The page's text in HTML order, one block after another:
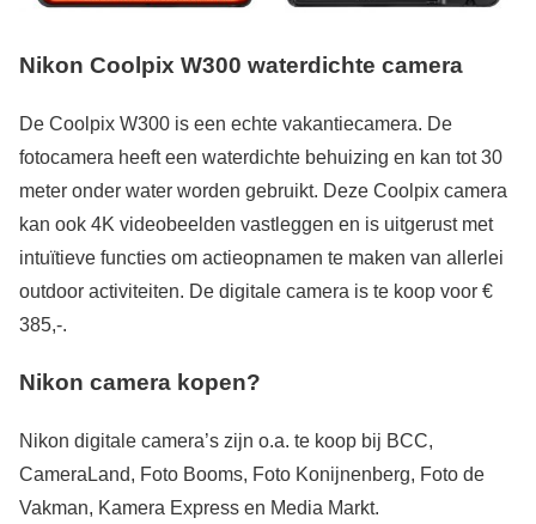
Nikon Coolpix W300 waterdichte camera
De Coolpix W300 is een echte vakantiecamera. De
fotocamera heeft een waterdichte behuizing en kan tot 30
meter onder water worden gebruikt. Deze Coolpix camera
kan ook 4K videobeelden vastleggen en is uitgerust met
intuïtieve functies om actieopnamen te maken van allerlei
outdoor activiteiten. De digitale camera is te koop voor €
385,-.
Nikon camera kopen?
Nikon digitale camera’s zijn o.a. te koop bij BCC,
CameraLand, Foto Booms, Foto Konijnenberg, Foto de
Vakman, Kamera Express en Media Markt.